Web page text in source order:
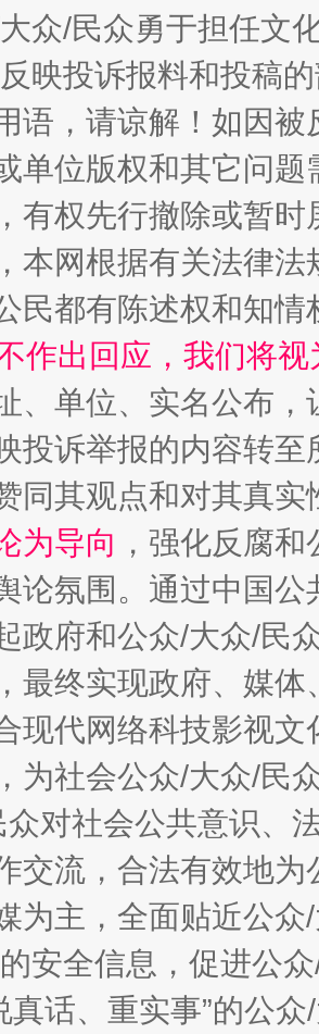
对药下症？
中谋全局
今
众/民众勇于担任文
映投诉报料和投稿
语，请谅解！如因
单位版权和其它问题
有权先行撤除或暂
本网根据有关法律
民都有陈述权和知情
作出回应，我们将
、单位、实名公布
投诉举报的内容转
同其观点和对其真实
为导向 ，强化反腐
论氛围。通过中国
政府和公众/大众/民
最终实现政府、媒
现代网络科技影视
为社会公众/大众/民
众对社会公共意识、
交流，合法有效地
为主，全面贴近公
安全信息，促进公
真话、重实事”的公